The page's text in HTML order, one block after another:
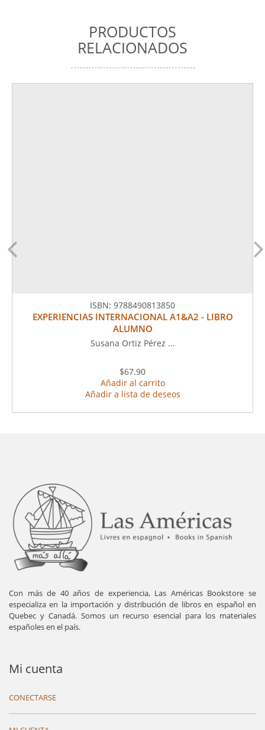
PRODUCTOS
RELACIONADOS
ISBN: 9788490813850
EXPERIENCIAS INTERNACIONAL A1&A2 - LIBRO
ALUMNO
Susana Ortiz Pérez ...
$67.90
Añadir al carrito
Añadir a lista de deseos
Con más de 40 años de experiencia, Las Américas Bookstore se
especializa en la importación y distribución de libros en español en
Quebec y Canadá. Somos un recurso esencial para los materiales
españoles en el país.
Mi cuenta
CONECTARSE